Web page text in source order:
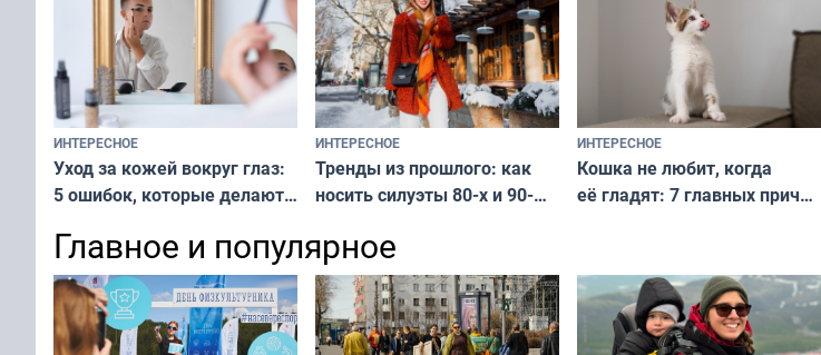
и характером
ИНТЕРЕСНОЕ
Уход за кожей вокруг глаз:
5 ошибок, которые делают
и вернуть свежий взгляд
без дорогих средств
ИНТЕРЕСНОЕ
Тренды из прошлого: как
носить силуэты 80-х и 90-
современно и стильно без
переплат
ИНТЕРЕСНОЕ
Кошка не любит, когда
её гладят: 7 главных причин
независимому питомцу
Главное и популярное